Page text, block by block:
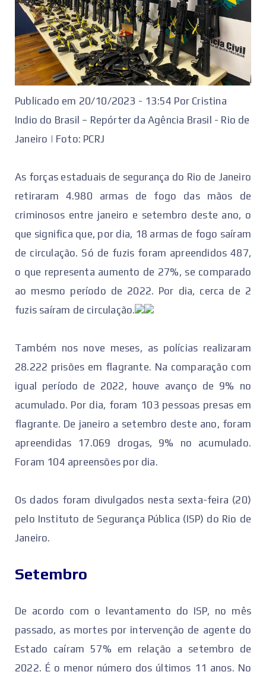
Publicado em 20/10/2023 - 13:54 Por Cristina
Indio do Brasil – Repórter da Agência Brasil - Rio de
Janeiro | Foto: PCRJ
As forças estaduais de segurança do Rio de Janeiro
retiraram 4.980 armas de fogo das mãos de
criminosos entre janeiro e setembro deste ano, o
que significa que, por dia, 18 armas de fogo saíram
de circulação. Só de fuzis foram apreendidos 487,
o que representa aumento de 27%, se comparado
ao mesmo período de 2022. Por dia, cerca de 2
fuzis saíram de circulação.
Também nos nove meses, as polícias realizaram
28.222 prisões em flagrante. Na comparação com
igual período de 2022, houve avanço de 9% no
acumulado. Por dia, foram 103 pessoas presas em
flagrante. De janeiro a setembro deste ano, foram
apreendidas 17.069 drogas, 9% no acumulado.
Foram 104 apreensões por dia.
Os dados foram divulgados nesta sexta-feira (20)
pelo Instituto de Segurança Pública (ISP) do Rio de
Janeiro.
Setembro
De acordo com o levantamento do ISP, no mês
passado, as mortes por intervenção de agente do
Estado caíram 57% em relação a setembro de
2022. É o menor número dos últimos 11 anos. No